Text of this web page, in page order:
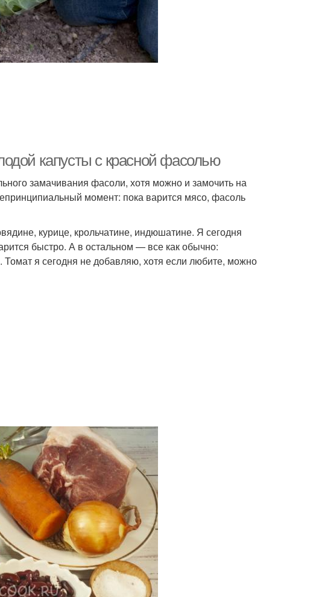
капусты с красной фасолью
замачивания фасоли, хотя можно и замочить на
момент: пока варится мясо, фасоль
курице, крольчатине, индюшатине. Я сегодня
быстро. А в остальном — все как обычно:
я сегодня не добавляю, хотя если любите, можно